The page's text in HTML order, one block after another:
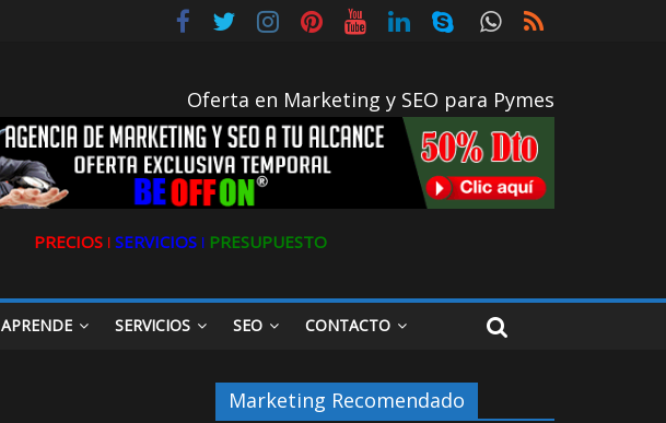
Oferta en Marketing y SEO para Pymes
PRECIOS ǀ SERVICIOS ǀ PRESUPUESTO
APRENDE SERVICIOS SEO CONTACTO
Marketing Recomendado